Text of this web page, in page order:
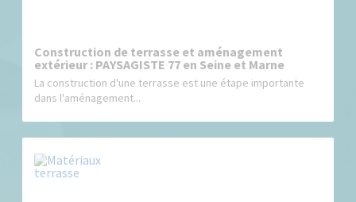
Construction de terrasse et aménagement
extérieur : PAYSAGISTE 77 en Seine et Marne
La construction d'une terrasse est une étape importante
dans l'aménagement...